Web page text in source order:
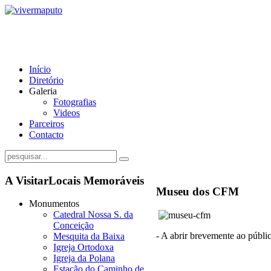
Início
Diretório
Galeria
Fotografias
Videos
Parceiros
Contacto
Museu dos CFM
- A abrir brevemente ao
A VisitarLocais Memoráveis
Monumentos
Catedral Nossa S. da
Conceição
Mesquita da Baixa
Igreja Ortodoxa
Igreja da Polana